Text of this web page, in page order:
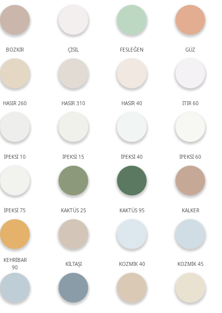
BOZKIR ÇİSİL FESLEĞEN GÜZ
HASIR 260 HASIR 310 HASIR 40 ITIR 60
İPEKSİ 10 İPEKSİ 15 İPEKSİ 40 İPEKSİ 60
İPEKSİ 75 KAKTÜS 25 KAKTÜS 95 KALKER
KEHRİBAR
90
KİLTAŞI KOZMİK 40 KOZMİK 45